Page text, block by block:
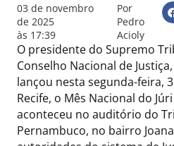
03 de novembro
de 2025
às 17:39
Por
Pedro
Acioly
O presidente do Supremo
Conselho Nacional de
lançou nesta segunda-feira,
Recife, o Mês Nacional do
aconteceu no auditório do
Pernambuco, no bairro